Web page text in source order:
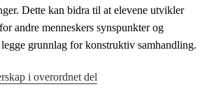
Dette kan bidra til at elevene utvikler
andre menneskers synspunkter og
grunnlag for konstruktiv samhandling.
i overordnet del